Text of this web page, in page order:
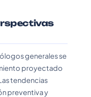
generales se
proyectado
tendencias
preventiva y